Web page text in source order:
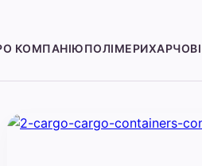
КОМПАНІЮПОЛІМЕРИ